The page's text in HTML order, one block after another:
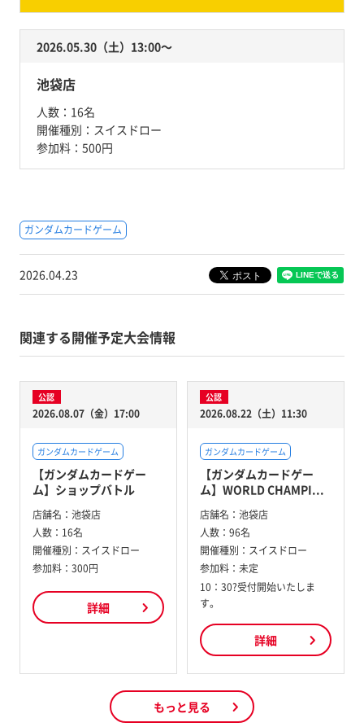
2026.05.30（土）13:00〜
池袋店
人数： 16名
開催種別： スイスドロー
参加料： 500円
ガンダムカードゲーム
2026.04.23
関連する開催予定大会情報
公認
2026.08.07（金）17:00
ガンダムカードゲーム
【ガンダムカードゲー
ム】ショップバトル
店舗名： 池袋店
人数： 16名
開催種別： スイスドロー
参加料： 300円
詳細
公認
2026.08.22（土）11:30
ガンダムカードゲーム
【ガンダムカードゲー
ム】WORLD CHAMPI...
店舗名： 池袋店
人数： 96名
開催種別： スイスドロー
参加料： 未定
10：30?受付開始いたしま
す。
詳細
もっと見る